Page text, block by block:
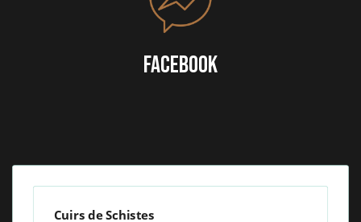
FACEBOOK
Cuirs de Schistes